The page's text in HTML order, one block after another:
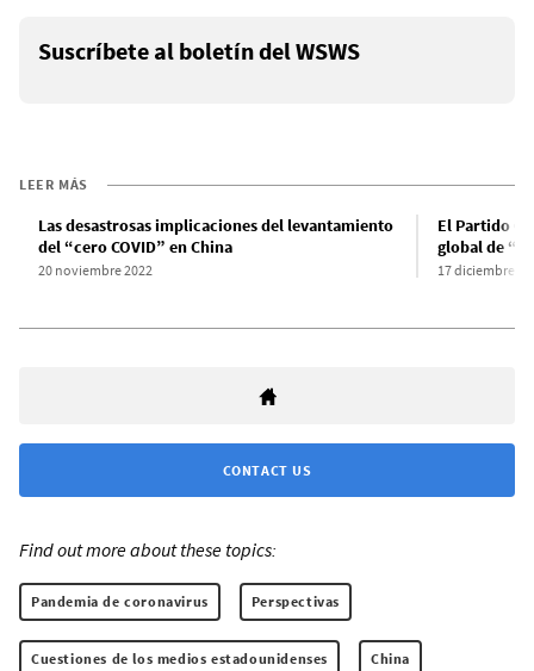
Suscríbete al boletín del WSWS
LEER MÁS
Las desastrosas implicaciones del levantamiento
del “cero COVID” en China
20 noviembre 2022
El Partido
global de
17 diciembre
CONTACT US
Find out more about these topics:
Pandemia de coronavirus Perspectivas
Cuestiones de los medios estadounidenses China